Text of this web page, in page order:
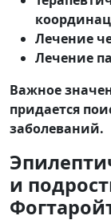
Лечение
Лечение
Важное
придается
заболеваний.
и